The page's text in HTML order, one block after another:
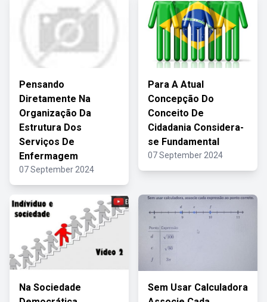
Pensando
Diretamente Na
Organização Da
Estrutura Dos
Serviços De
Enfermagem
07 September 2024
Para A Atual
Concepção Do
Conceito De
Cidadania Considera-
se Fundamental
07 September 2024
Na Sociedade
Sem Usar Calculadora